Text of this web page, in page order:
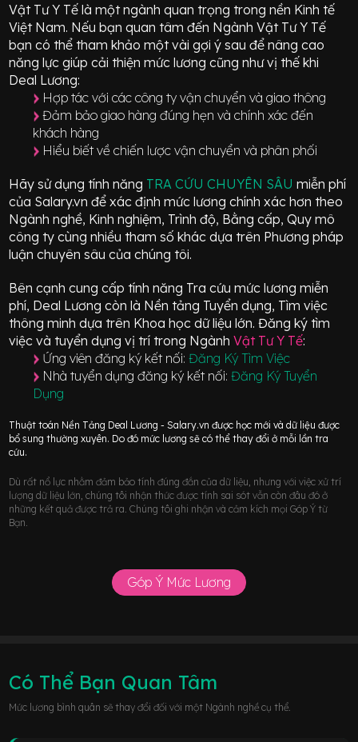
Vật Tư Y Tế là một ngành quan trọng trong nền Kinh tế
Việt Nam. Nếu bạn quan tâm đến NgànhVật Tư Y Tế
bạn có thể tham khảo một vài gợi ý sau để nâng cao
năng lực giúp cải thiện mức lương cũng như vị thế khi
Deal Lương:
Hợp tác với các công ty vận chuyển và giao thông
Đảm bảo giao hàng đúng hẹn và chính xác đến
khách hàng
Hiểu biết về chiến lược vận chuyển và phân phối
Hãy sử dụng tính năng TRA CỨU CHUYÊN SÂUmiễn phí
của Salary.vn để xác định mức lương chính xác hơn theo
Ngành nghề, Kinh nghiệm, Trình độ, Bằng cấp, Quy mô
công ty cùng nhiều tham số khác dựa trên Phương pháp
luận chuyên sâu của chúng tôi.
Bên cạnh cung cấp tính năng Tra cứu mức lương miễn
phí, Deal Lương còn là Nền tảng Tuyển dụng, Tìm việc
thông minh dựa trên Khoa học dữ liệu lớn.Đăng ký tìm
việc và tuyển dụng vị trí trong NgànhVật Tư Y Tế:
Ứng viên đăng ký kết nối:Đăng Ký Tìm Việc
Nhà tuyển dụng đăng ký kết nối:Đăng Ký Tuyển
Dụng
Thuật toán Nền Tảng Deal Lương - Salary.vn được học mới và dữ liệu được
bổ sung thường xuyên. Do đó mức lương sẽ có thể thay đổi ở mỗi lần tra
cứu.
Dù rất nổ lực nhằm đảm bảo tính đúng đắn của dữ liệu, nhưng với việc xử trí
lượng dữ liệu lớn, chúng tôi nhận thức được tính sai sót vẫn còn đâu đó ở
những kết quả được trả ra. Chúng tôi ghi nhận và cảm kích mọi Góp Ý từ
Bạn.
Góp Ý Mức Lương
Có Thể Bạn Quan Tâm
Mức lương bình quân sẽ thay đổi đối với một Ngành nghề cụ thể.